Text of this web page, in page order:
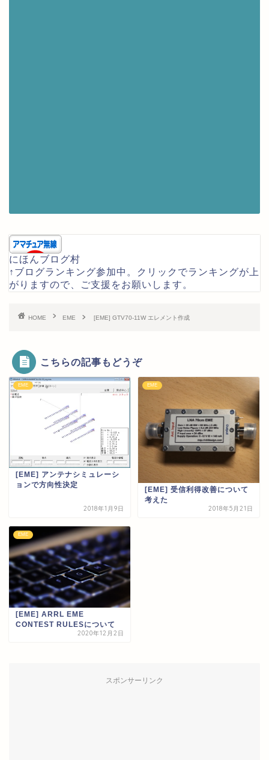
にほんブログ村
↑ブログランキング参加中。クリックでランキングが上
がりますので、ご支援をお願いします。
HOME EME [EME] GTV70-11W エレメント作成
こちらの記事もどうぞ
EME
[EME] アンテナシミュレーシ
ョンで方向性決定
2018年1月9日
EME
[EME] 受信利得改善について
考えた
2018年5月21日
EME
[EME] ARRL EME
CONTEST RULESについて
2020年12月2日
スポンサーリンク